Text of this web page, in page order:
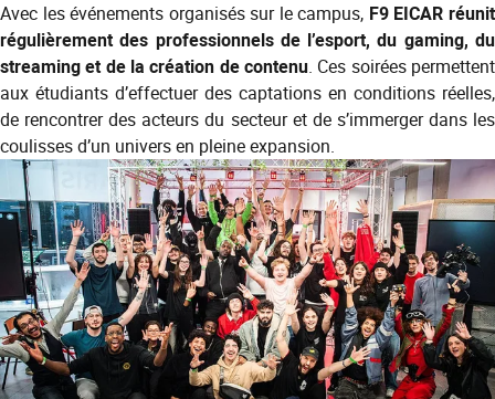
Avec les événements organisés sur le campus, F9 EICAR réunit
régulièrement des professionnels de l’esport, du gaming, du
streaming et de la création de contenu. Ces soirées permettent
aux étudiants d’effectuer des captations en conditions réelles,
de rencontrer des acteurs du secteur et de s’immerger dans les
coulisses d’un univers en pleine expansion.